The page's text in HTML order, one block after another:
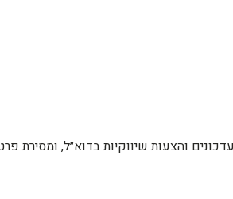
והצעות שיווקיות בדוא״ל, ומסירת